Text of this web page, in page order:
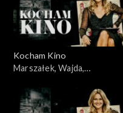
Kocham Kino
Marszałek, Wajda,